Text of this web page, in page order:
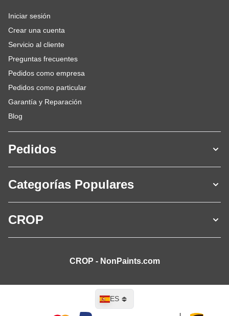
Iniciar sesión
Crear una cuenta
Servicio al cliente
Preguntas frecuentes
Pedidos como empresa
Pedidos como particular
Garantía y Reparación
Blog
Pedidos
Categorías Populares
CROP
CROP - NonPaints.com
Lenguaje
ES